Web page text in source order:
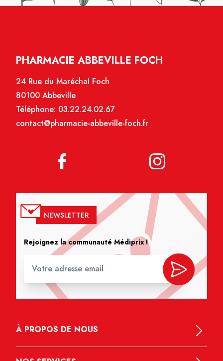
PHARMACIE ABBEVILLE FOCH
24 Rue du Maréchal Foch
80100 Abbeville
Téléphone: 03.22.24.02.67
contact@pharmacie-abbeville-foch.fr
NEWSLETTER
Rejoignez la communauté Médiprix !
À PROPOS DE NOUS